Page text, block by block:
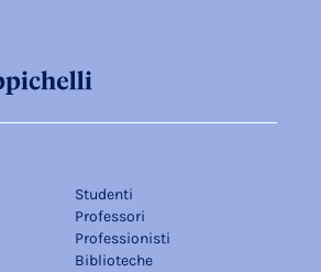
Studenti
Professori
Professionisti
Biblioteche